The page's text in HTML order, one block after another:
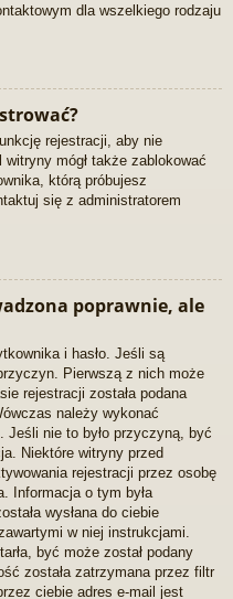
dla wszelkiego rodzaju
rejestracji, aby nie
witryny mógł także zablokować
którą próbujesz
się z administratorem
poprawnie, ale
i hasło. Jeśli są
Pierwszą z nich może
rejestracji została podana
należy wykonać
Jeśli nie to było przyczyną, być
Niektóre witryny przed
rejestracji przez osobę
Informacja o tym była
wysłana do ciebie
w niej instrukcjami.
być może został podany
została zatrzymana przez filtr
ciebie adres e-mail jest